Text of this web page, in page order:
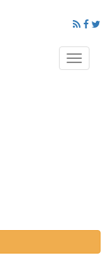
Toggle